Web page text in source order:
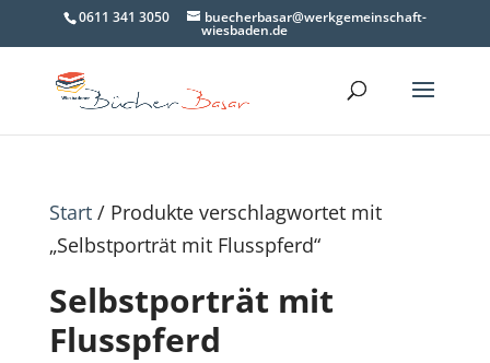
0611 341 3050 buecherbasar@werkgemeinschaft-
wiesbaden.de
Start/ Produkte verschlagwortet mit
„Selbstporträt mit Flusspferd“
Selbstporträt mit
Flusspferd